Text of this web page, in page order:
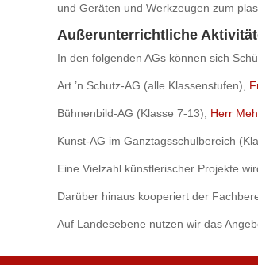
und Geräten und Werkzeugen zum
Außerunterrichtliche
In den folgenden AGs können sich
Art ’n Schutz-AG (alle Klassenstufen),
Bühnenbild-AG (Klasse 7-13), Herr
Kunst-AG im Ganztagsschulbereich
Eine Vielzahl künstlerischer Projekte
Darüber hinaus kooperiert der
Auf Landesebene nutzen wir das